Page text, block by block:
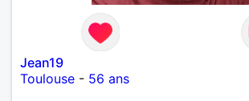
Jean19
Toulouse - 56 ans